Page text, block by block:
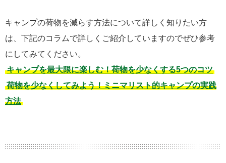
キャンプの荷物を減らす方法について詳しく知りたい方
は、下記のコラムで詳しくご紹介していますのでぜひ参考
にしてみてください。
キャンプを最大限に楽しむ！荷物を少なくする5つのコツ
荷物を少なくしてみよう！ミニマリスト的キャンプの実践
方法